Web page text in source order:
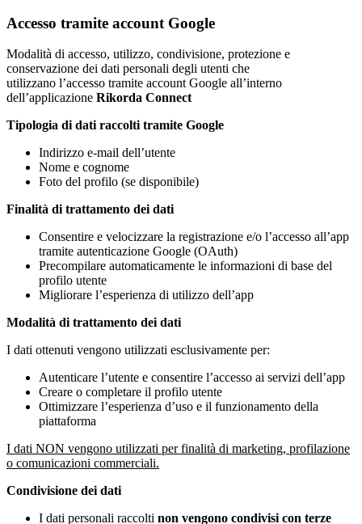
Accesso tramite account Google
Modalità di accesso, utilizzo, condivisione, protezione e
conservazione dei dati personali degli utenti che
utilizzano l’accesso tramite account Google all’interno
dell’applicazione Rikorda Connect
Tipologia di dati raccolti tramite Google
Indirizzo e-mail dell’utente
Nome e cognome
Foto del profilo (se disponibile)
Finalità di trattamento dei dati
Consentire e velocizzare la registrazione e/o l’accesso all’app
tramite autenticazione Google (OAuth)
Precompilare automaticamente le informazioni di base del
profilo utente
Migliorare l’esperienza di utilizzo dell’app
Modalità di trattamento dei dati
I dati ottenuti vengono utilizzati esclusivamente per:
Autenticare l’utente e consentire l’accesso ai servizi dell’app
Creare o completare il profilo utente
Ottimizzare l’esperienza d’uso e il funzionamento della
piattaforma
I dati NON vengono utilizzati per finalità di marketing, profilazione
o comunicazioni commerciali.
Condivisione dei dati
I dati personali raccolti non vengono condivisi con terze